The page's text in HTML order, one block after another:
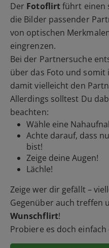
Der Fotoflirtführt einen
die Bilder passender
von optischen
eingrenzen.
Bei der Partnersuche
über das Foto und
damit vielleicht den
Allerdings solltest Du
beachten:
Wähle eine
Achte darauf, dass
bist!
Zeige deine Augen!
Lächle!
Zeige wer dir gefällt –
Gegenüber auch treffen
Wunschflirt!
Probiere es doch einfach